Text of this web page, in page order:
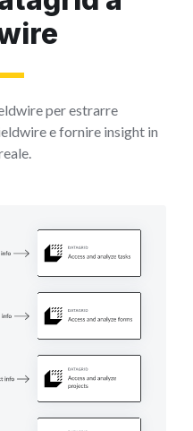
per estrarre
e fornire insight in